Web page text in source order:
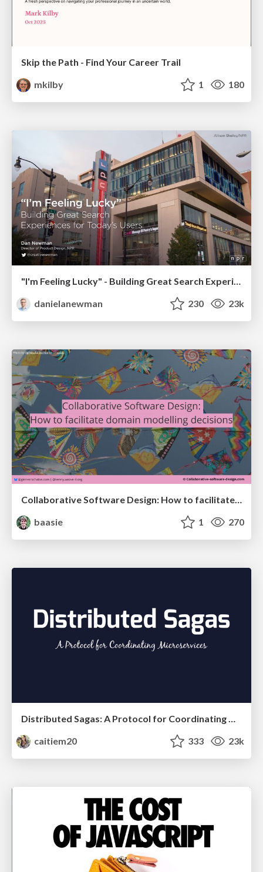
Skip the Path - Find Your Career Trail
mkilby
1 180
"I'm Feeling Lucky" - Building Great Search Experiences for Today's Users (#IAC19)
danielanewman
230 23k
Collaborative Software Design: How to facilitate domain modelling decisions
baasie
1 270
caitiem20
333 23k